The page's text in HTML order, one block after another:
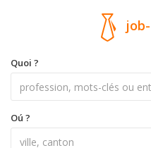
Quoi ?
Oú ?